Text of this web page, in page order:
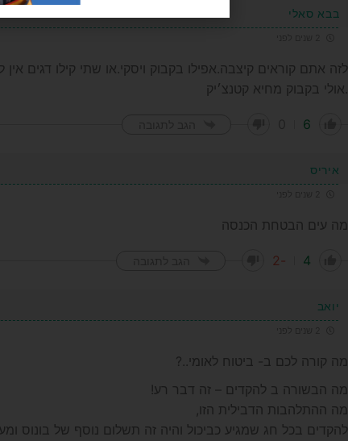
בבא סאלי
לזה אתם קוראים קיצבה.אפילו בקבוק ויסקי.או שתי קילו דגים
.אולי בקבוק מחיא קטנצ׳יק
6
איריס
מה עים הבטחת הכנסה
4
-2
יואב
מה קורה לכם ב- ביטוח לאומי..?
מה הבשורה ב להקדים – זה דבר רע!
מה ההתלהבות הדבילית הזו,
להקדים בכל חג שמגיע כביכול והיה זה תשלום נוסף של בונוס